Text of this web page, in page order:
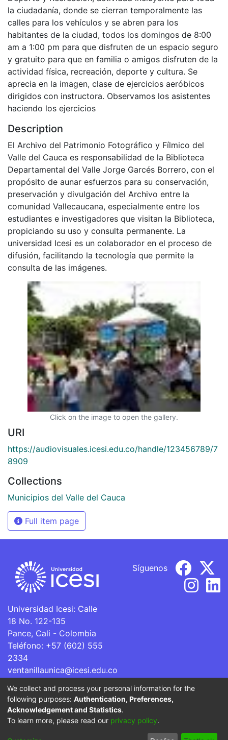
la ciudadanía, donde se cierran temporalmente las
calles para los vehículos y se abren para los
habitantes de la ciudad, todos los domingos de 8:00
am a 1:00 pm para que disfruten de un espacio seguro
y gratuito para que en familia o amigos disfruten de la
actividad física, recreación, deporte y cultura. Se
aprecia en la imagen, clase de ejercicios aeróbicos
dirigidos con instructora. Observamos los asistentes
haciendo los ejercicios
Description
El Archivo del Patrimonio Fotográfico y Fílmico del
Valle del Cauca es responsabilidad de la Biblioteca
Departamental del Valle Jorge Garcés Borrero, con el
propósito de aunar esfuerzos para su conservación,
preservación y divulgación del Archivo entre la
comunidad Vallecaucana, especialmente entre los
estudiantes e investigadores que visitan la Biblioteca,
propiciando su uso y consulta permanente. La
universidad Icesi es un colaborador en el proceso de
difusión, facilitando la tecnología que permite la
consulta de las imágenes.
Click on the image to open the gallery.
URI
https://audiovisuales.icesi.edu.co/handle/123456789/7
8909
Collections
Municipios del Valle del Cauca
Full item page
Universidad Icesi: Calle
18 No. 122-135
Pance, Cali - Colombia
Teléfono: +57 (602) 555
2334
ventanillaunica@icesi.edu.co
Síguenos
La Universidad Icesi es una Institución de Educación
Superior que se encuentra sujeta a inspección y vigilancia
por parte del Ministerio de Educación Nacional.
Cookie End User Send
We collect and process your personal information for the
following purposes: Authentication, Preferences,
Acknowledgement and Statistics.
To learn more, please read our privacy policy.